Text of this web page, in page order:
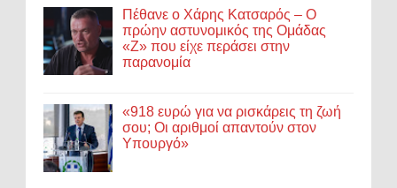
Πέθανε ο Χάρης Κατσαρός – Ο
πρώην αστυνομικός της Ομάδας
«Ζ» που είχε περάσει στην
παρανομία
«918 ευρώ για να ρισκάρεις τη ζωή
σου; Οι αριθμοί απαντούν στον
Υπουργό»